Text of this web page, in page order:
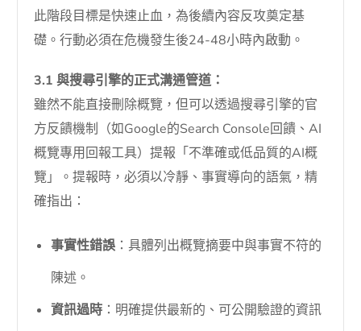
此階段目標是快速止血，為後續內容反攻奠定基
礎。行動必須在危機發生後24-48小時內啟動。
3.1 與搜尋引擎的正式溝通管道：
雖然不能直接刪除概覽，但可以透過搜尋引擎的官
方反饋機制（如Google的Search Console回饋、AI
概覽專用回報工具）提報「不準確或低品質的AI概
覽」。提報時，必須以冷靜、事實導向的語氣，精
確指出：
事實性錯誤 ：具體列出概覽摘要中與事實不符的
陳述。
資訊過時 ：明確提供最新的、可公開驗證的資訊